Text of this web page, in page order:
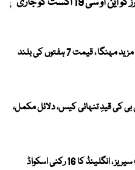
عالمی مارکیٹ میں سونا مزید مہنگا ، قیمت 7 ہفتوں کی بلند
بی کی قیدِ تنہائی کیس، دلائل مکمل،
پاکستان کیخلاف ٹیسٹ سیریز ، انگلینڈ کا 16 رکنی اسکواڈ